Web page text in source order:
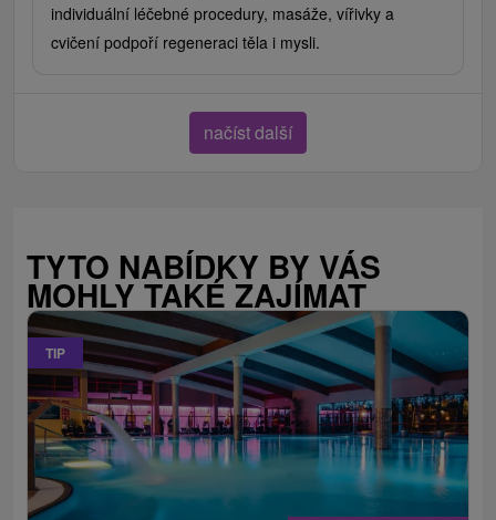
individuální léčebné procedury, masáže, vířivky a
cvičení podpoří regeneraci těla i mysli.
načíst další
TYTO NABÍDKY BY VÁS
MOHLY TAKÉ ZAJÍMAT
TIP